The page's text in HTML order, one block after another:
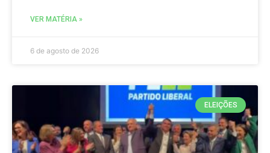
VER MATÉRIA »
6 de agosto de 2026
ELEIÇÕES